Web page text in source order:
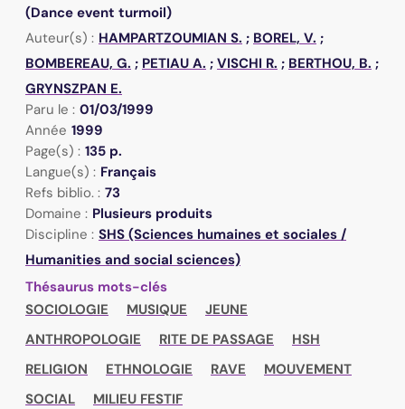
(Dance event turmoil)
Auteur(s) : HAMPARTZOUMIAN S. ; BOREL, V. ;
BOMBEREAU, G. ; PETIAU A. ; VISCHI R. ; BERTHOU, B. ;
GRYNSZPAN E.
Paru le : 01/03/1999
Année 1999
Page(s) : 135 p.
Langue(s) : Français
Refs biblio. : 73
Domaine : Plusieurs produits
Discipline : SHS (Sciences humaines et sociales /
Humanities and social sciences)
Thésaurus mots-clés
SOCIOLOGIE
MUSIQUE
JEUNE
ANTHROPOLOGIE
RITE DE PASSAGE
HSH
RELIGION
ETHNOLOGIE RAVE
MOUVEMENT
SOCIAL
MILIEU FESTIF